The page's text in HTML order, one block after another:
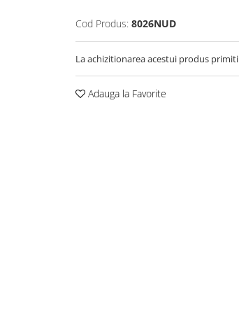
Cod Produs: 8026NUD
La achizitionarea acestui produs primiti
Adauga la Favorite